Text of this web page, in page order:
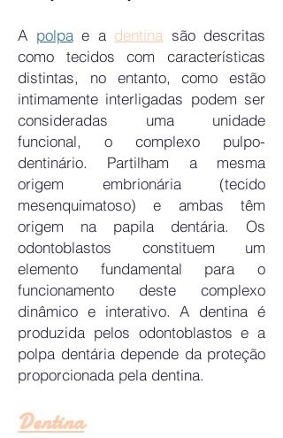
A polpa e a dentina são descritas
como tecidos com características
distintas, no entanto, como estão
intimamente interligadas podem ser
consideradas uma unidade
funcional, o complexo pulpo-
dentinário. Partilham a mesma
origem embrionária (tecido
mesenquimatoso) e ambas têm
origem na papila dentária. Os
odontoblastos constituem um
elemento fundamental para o
funcionamento deste complexo
dinâmico e interativo. A dentina é
produzida pelos odontoblastos e a
polpa dentária depende da proteção
proporcionada pela dentina.
Dentina